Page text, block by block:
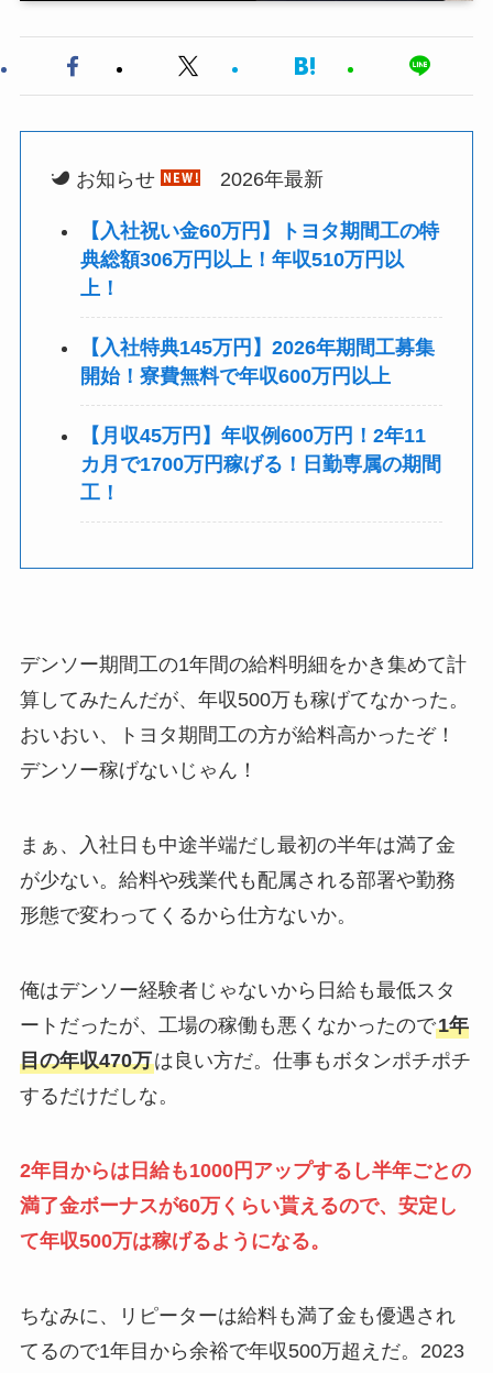
お知らせ 2026年最新
【入社祝い金60万円】トヨタ期間工の特
典総額306万円以上！年収510万円以
上！
【入社特典145万円】2026年期間工募集
開始！寮費無料で年収600万円以上
【月収45万円】年収例600万円！2年11
カ月で1700万円稼げる！日勤専属の期間
工！
デンソー期間工の1年間の給料明細をかき集めて計
算してみたんだが、年収500万も稼げてなかった。
おいおい、トヨタ期間工の方が給料高かったぞ！
デンソー稼げないじゃん！
まぁ、入社日も中途半端だし最初の半年は満了金
が少ない。給料や残業代も配属される部署や勤務
形態で変わってくるから仕方ないか。
俺はデンソー経験者じゃないから日給も最低スタ
ートだったが、工場の稼働も悪くなかったので1年
目の年収470万は良い方だ。仕事もボタンポチポチ
するだけだしな。
2年目からは日給も1000円アップするし半年ごとの
満了金ボーナスが60万くらい貰えるので、安定し
て年収500万は稼げるようになる。
ちなみに、リピーターは給料も満了金も優遇され
てるので1年目から余裕で年収500万超えだ。2023